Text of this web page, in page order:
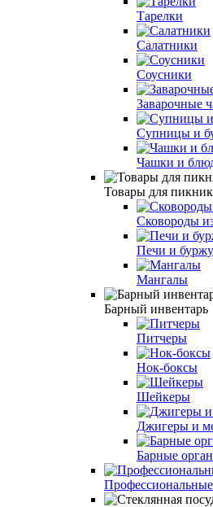
Тарелки
Салатники
Соусники
Заварочные
Супницы и
Чашки и
Товары для
Сковороды
Печи и
Мангалы
Барный инвентарь
Питчеры
Нок-боксы
Шейкеры
Джигеры и
Барные